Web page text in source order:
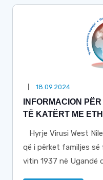
18.09.2024
INFORMACION
TË KATËRT ME
Hyrje Virusi West
që i përket familjes së
vitin 1937 në Ugandë